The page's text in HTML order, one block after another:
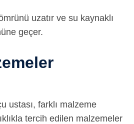
uzatır ve su kaynaklı
geçer.
ustası, farklı malzeme
tercih edilen malzemeler